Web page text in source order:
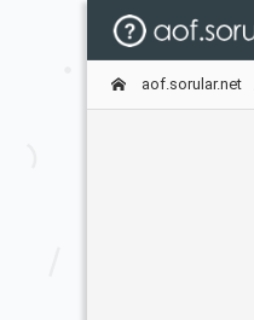
aof.sorular.net